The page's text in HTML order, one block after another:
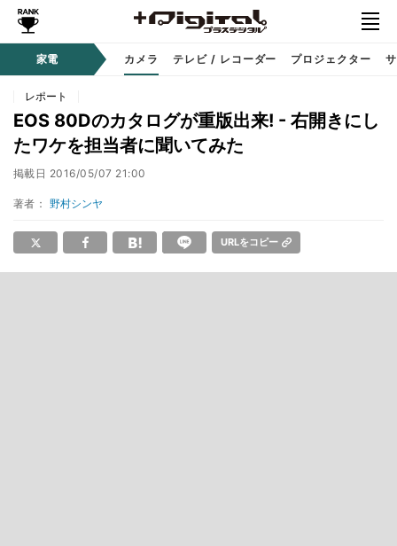
家電 カメラ テレビ / レコーダー プロジェクター
レポート
EOS 80Dのカタログが重版出来! - 右開きにし
たワケを担当者に聞いてみた
掲載日 2016/05/07 21:00
著者： 野村シンヤ
URLをコピー